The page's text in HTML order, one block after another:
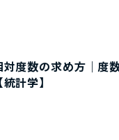
度数の求め方｜度
計学】